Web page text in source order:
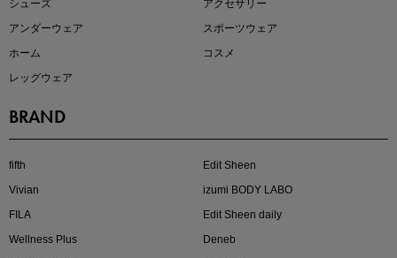
近日販売のアイテムを先見せ
シューズ
アクセサリー
アンダーウェア
スポーツウェア
ホーム
コスメ
レッグウェア
BRAND
fifth
Edit Sheen
Vivian
izumi BODY LABO
FILA
Edit Sheen daily
Wellness Plus
Deneb